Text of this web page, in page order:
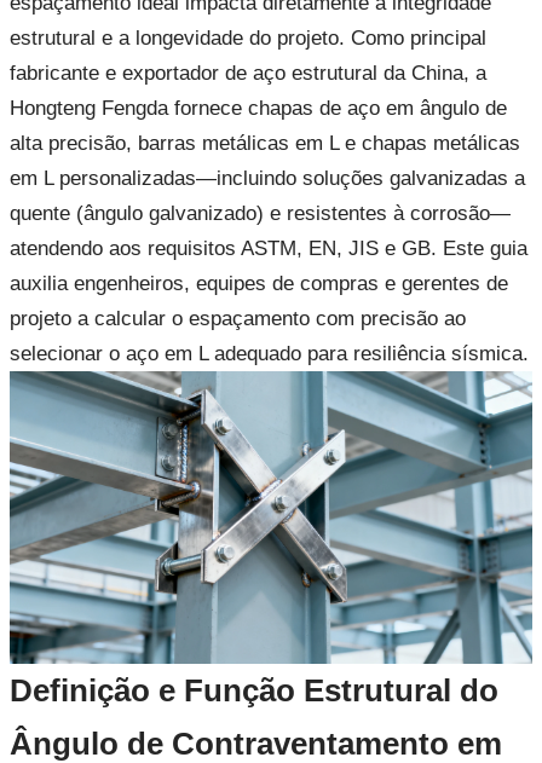
estrutural e a longevidade do projeto. Como principal
fabricante e exportador de aço estrutural da China, a
Hongteng Fengda fornece chapas de aço em ângulo de
alta precisão, barras metálicas em L e chapas metálicas
em L personalizadas—incluindo soluções galvanizadas a
quente (ângulo galvanizado) e resistentes à corrosão—
atendendo aos requisitos ASTM, EN, JIS e GB. Este guia
auxilia engenheiros, equipes de compras e gerentes de
projeto a calcular o espaçamento com precisão ao
selecionar o aço em L adequado para resiliência sísmica.
Definição e Função Estrutural do
Ângulo de Contraventamento em